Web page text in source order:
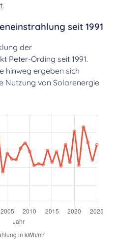
seit 1991
der
Peter-Ording seit 1991.
hinweg ergeben sich
Nutzung von Solarenergie